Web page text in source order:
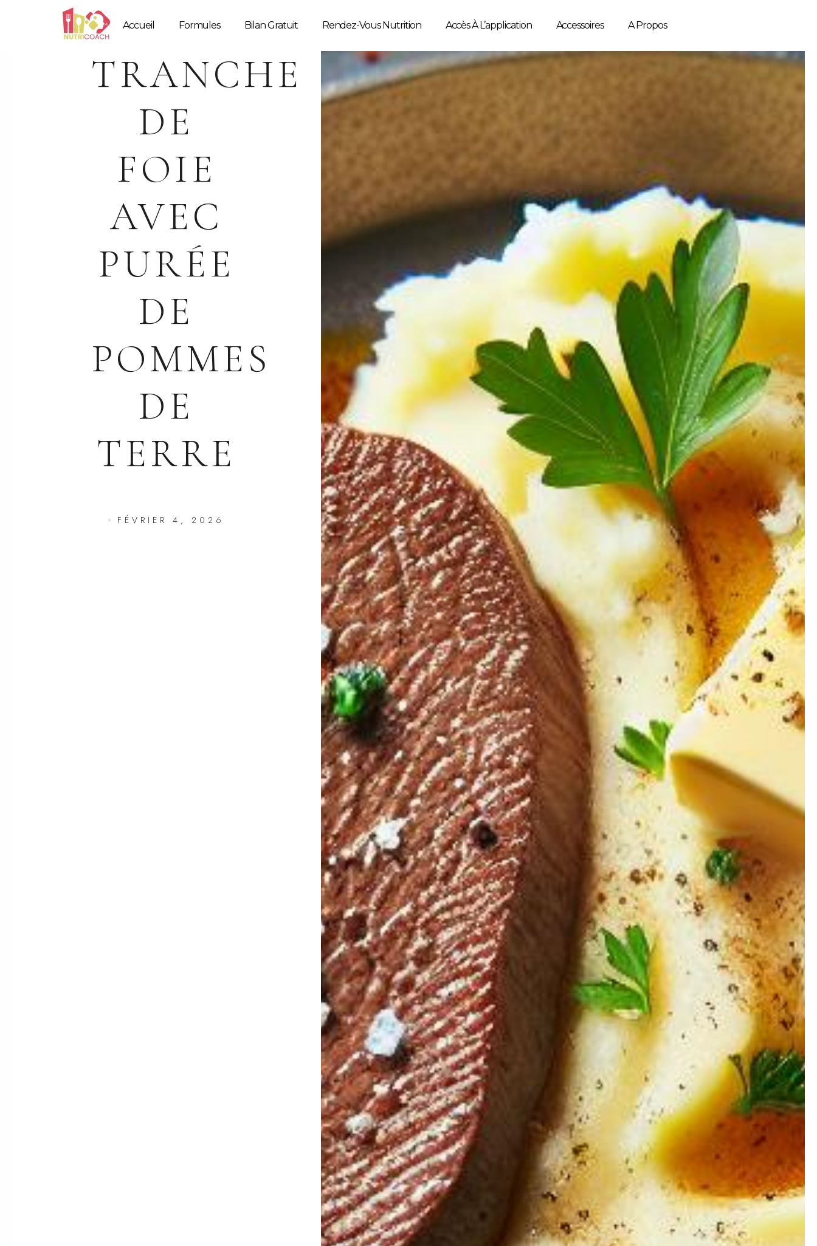
Accueil Formules Bilan Gratuit Rendez-Vous Nutrition Accès À L’application Accessoires A Propos
TRANCHE
DE
FOIE
AVEC
PURÉE
DE
POMMES
DE
TERRE
FÉVRIER 4, 2026
Que diriez-vous d’avoir Votre coach Nutrition ?
Imaginez la puissance de l’Intelligence Artificielle à votre service pour perdre du poids, prendre de la masse ou
simplement mieux manger. Découvrez NutriCoach AI et atteignez vos objectifs sans régime mais simplement
avec un rééquilibrage alimentaire !
Profitez de 50% de réduction pour tester et constater.
Recevez votre code promo sur votre accompagnement Nutrition par Intelligence Artificielle.
×